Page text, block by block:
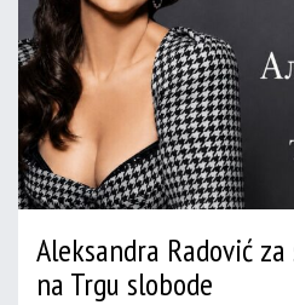
Aleksandra Radović
na Trgu slobode